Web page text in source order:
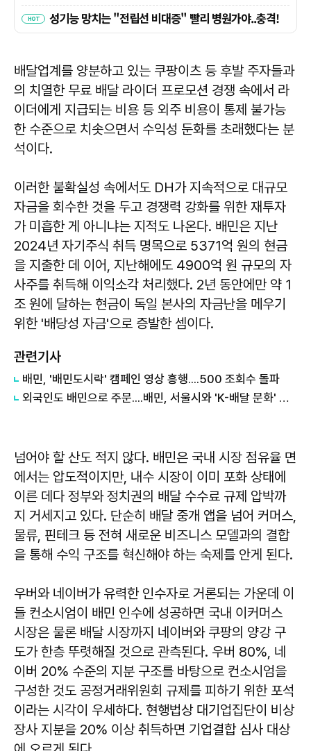
배달업계를 양분하고 있는 쿠팡이츠 등 후발 주자들과
의 치열한 무료 배달 라이더 프로모션 경쟁 속에서 라
이더에게 지급되는 비용 등 외주 비용이 통제 불가능
한 수준으로 치솟으면서 수익성 둔화를 초래했다는 분
석이다.
이러한 불확실성 속에서도 DH가 지속적으로 대규모
자금을 회수한 것을 두고 경쟁력 강화를 위한 재투자
가 미흡한 게 아니냐는 지적도 나온다. 배민은 지난
2024년 자기주식 취득 명목으로 5371억 원의 현금
을 지출한 데 이어, 지난해에도 4900억 원 규모의 자
사주를 취득해 이익소각 처리했다. 2년 동안에만 약 1
조 원에 달하는 현금이 독일 본사의 자금난을 메우기
위한 '배당성 자금'으로 증발한 셈이다.
관련기사
배민, '배민도시락' 캠페인 영상 흥행....500 조회수 돌파
외국인도 배민으로 주문....배민, 서울시와 'K-배달 문화' 알리기 나서
넘어야 할 산도 적지 않다. 배민은 국내 시장 점유율 면
에서는 압도적이지만, 내수 시장이 이미 포화 상태에
이른 데다 정부와 정치권의 배달 수수료 규제 압박까
지 거세지고 있다. 단순히 배달 중개 앱을 넘어 커머스,
물류, 핀테크 등 전혀 새로운 비즈니스 모델과의 결합
을 통해 수익 구조를 혁신해야 하는 숙제를 안게 된다.
우버와 네이버가 유력한 인수자로 거론되는 가운데 이
들 컨소시엄이 배민 인수에 성공하면 국내 이커머스
시장은 물론 배달 시장까지 네이버와 쿠팡의 양강 구
도가 한층 뚜렷해질 것으로 관측된다. 우버 80%, 네
이버 20% 수준의 지분 구조를 바탕으로 컨소시엄을
구성한 것도 공정거래위원회 규제를 피하기 위한 포석
이라는 시각이 우세하다. 현행법상 대기업집단이 비상
장사 지분을 20% 이상 취득하면 기업결합 심사 대상